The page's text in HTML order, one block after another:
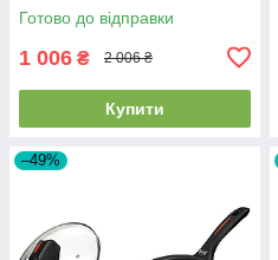
Готово до відправки
1 006 ₴ 2 006 ₴
Купити
–49%